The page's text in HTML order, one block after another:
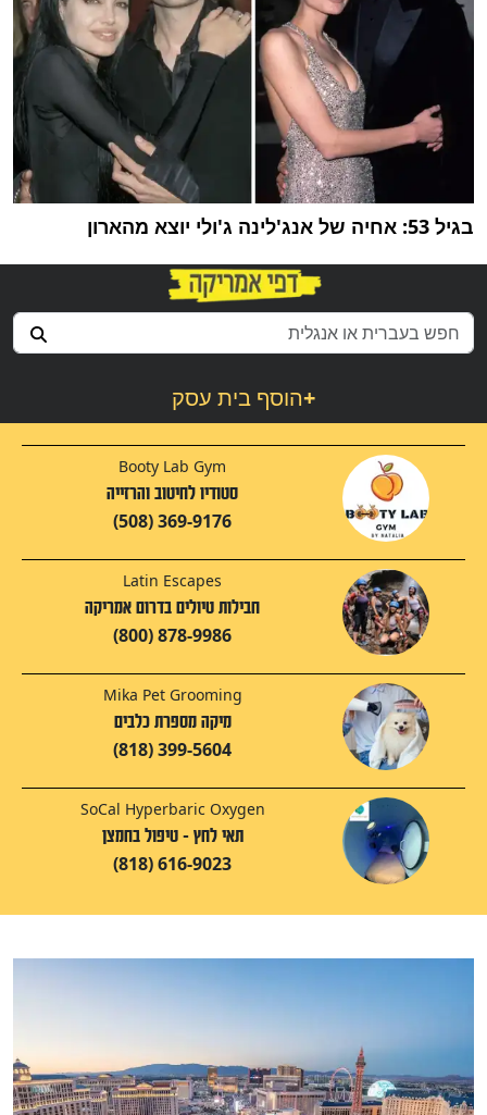
בגיל 53: אחיה של אנג'לינה ג'ולי יוצא מהארון
הוסף בית עסק+
Booty Lab Gym
סטודיו לחיטוב והרזייה
(508) 369-9176
Latin Escapes
חבילות טיולים בדרום אמריקה
(800) 878-9986
Mika Pet Grooming
מיקה מספרת כלבים
(818) 399-5604
SoCal Hyperbaric Oxygen
תאי לחץ - טיפול בחמצן
(818) 616-9023